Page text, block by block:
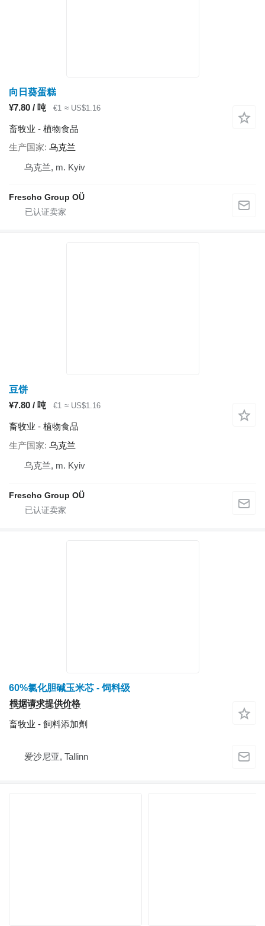
向日葵蛋糕
¥7.80 / 吨
€1 ≈ US$1.16
畜牧业 - 植物食品
生产国家 乌克兰
乌克兰, m. Kyiv
Frescho Group OÜ
豆饼
¥7.80 / 吨
€1 ≈ US$1.16
畜牧业 - 植物食品
生产国家 乌克兰
乌克兰, m. Kyiv
Frescho Group OÜ
60%氯化胆碱玉米芯 - 饲料级
根据请求提供价格
畜牧业 - 飼料添加劑
爱沙尼亚, Tallinn